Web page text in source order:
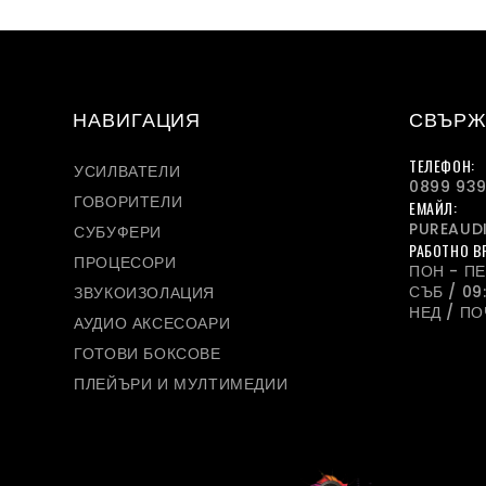
НАВИГАЦИЯ
УСИЛВАТЕЛИ
ГОВОРИТЕЛИ
СУБУФЕРИ
ПРОЦЕСОРИ
ЗВУКОИЗОЛАЦИЯ
АУДИО АКСЕСОАРИ
ГОТОВИ БОКСОВЕ
ПЛЕЙЪРИ И МУЛТИМЕДИИ
ТЕЛЕФОН:
0899
ЕМАЙЛ:
РАБОТНО
ПОН -
СЪБ /
НЕД /